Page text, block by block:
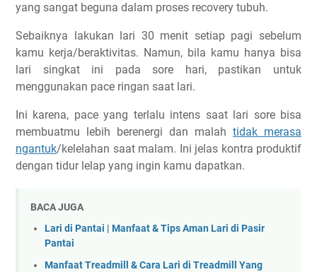
yang sangat beguna dalam proses recovery tubuh.
Sebaiknya lakukan lari 30 menit setiap pagi sebelum
kamu kerja/beraktivitas. Namun, bila kamu hanya bisa
lari singkat ini pada sore hari, pastikan untuk
menggunakan pace ringan saat lari.
Ini karena, pace yang terlalu intens saat lari sore bisa
membuatmu lebih berenergi dan malah tidak merasa
ngantuk/kelelahan saat malam. Ini jelas kontra produktif
dengan tidur lelap yang ingin kamu dapatkan.
BACA JUGA
Lari di Pantai | Manfaat & Tips Aman Lari di Pasir
Pantai
Manfaat Treadmill & Cara Lari di Treadmill Yang